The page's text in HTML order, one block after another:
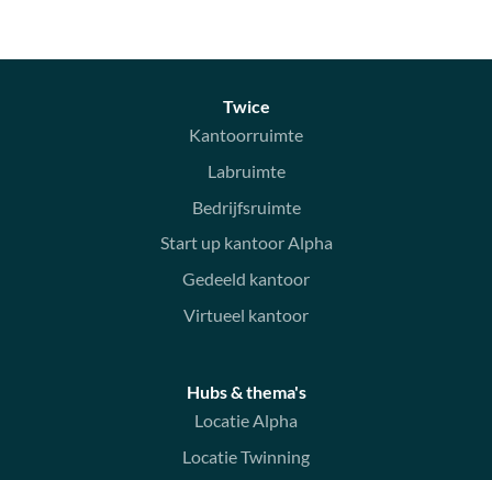
Twice
Kantoorruimte
Labruimte
Bedrijfsruimte
Start up kantoor Alpha
Gedeeld kantoor
Virtueel kantoor
Hubs & thema's
Locatie Alpha
Locatie Twinning